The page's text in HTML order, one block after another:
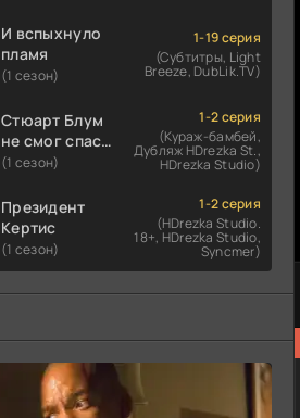
И вспыхнуло
пламя
(1 сезон)
1-19 серия
(Субтитры, Light
Breeze, DubLik.TV)
Стюарт Блум
не смог спасти
вселенную
(1 сезон)
1-2 серия
(Кураж-бамбей,
Дубляж HDrezka St.,
HDrezka Studio)
Президент
Кертис
(1 сезон)
1-2 серия
(HDrezka Studio.
18+, HDrezka Studio,
Syncmer)